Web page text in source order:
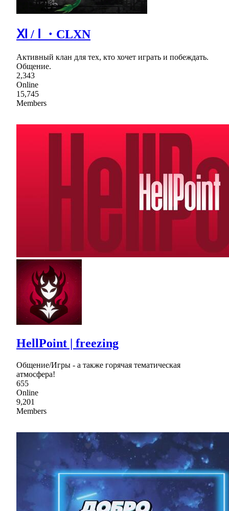
Ⅺ / Ⅰ ・CLXN
Активный клан для тех, кто хочет играть и побеждать.
Общение.
2,343
Online
15,745
Members
HellPoint | freezing
Общение/Игры - а также горячая тематическая
атмосфера!
655
Online
9,201
Members